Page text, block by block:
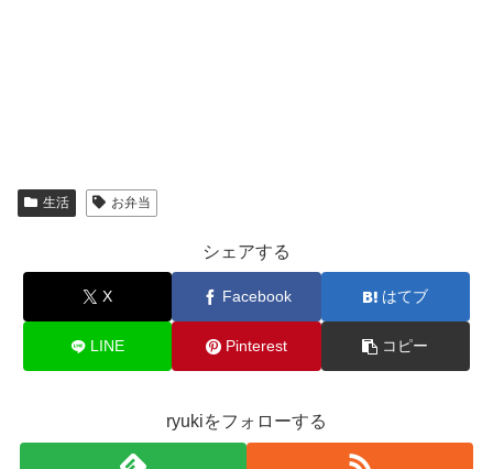
生活 お弁当
シェアする
X Facebook はてブ
LINE Pinterest コピー
ryukiをフォローする